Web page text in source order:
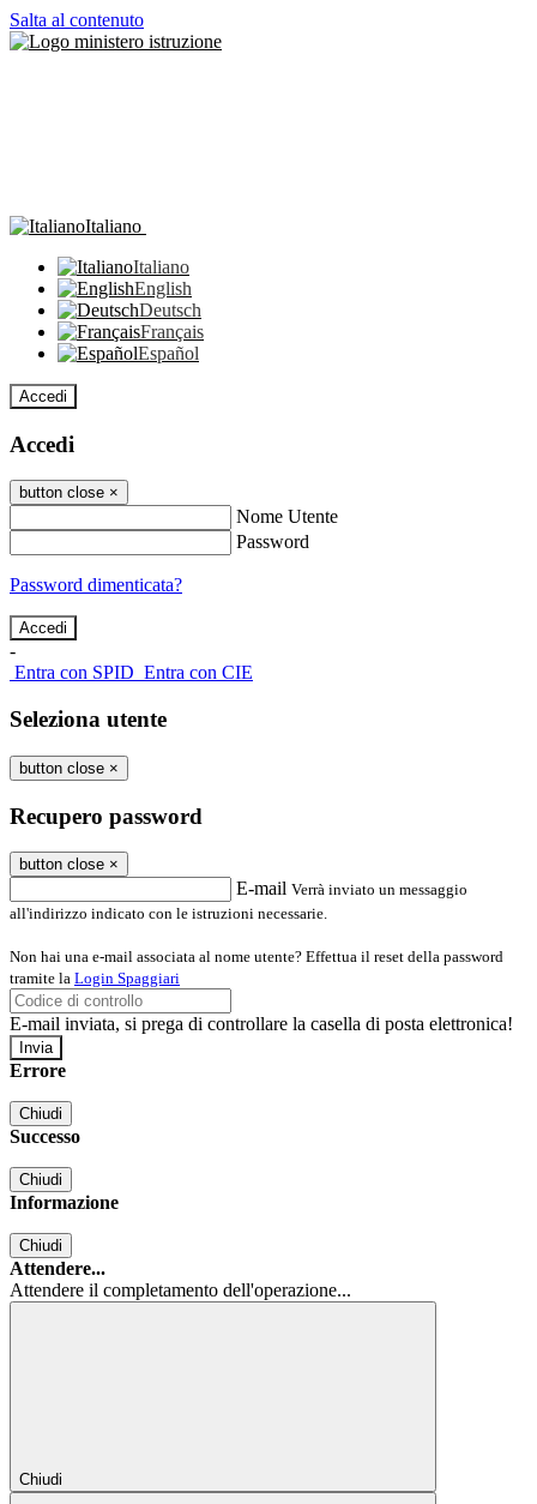
Salta al contenuto
Italiano
Italiano
English
Deutsch
Français
Español
Accedi
Accedi
button close ×
Nome Utente
Password
Password dimenticata?
-
Entra con SPID Entra con CIE
Seleziona utente
button close ×
Recupero password
button close ×
E-mail Verrà inviato un messaggio
all'indirizzo indicato con le istruzioni necessarie.
Non hai una e-mail associata al nome utente? Effettua il reset della password
tramite la Login Spaggiari
E-mail inviata, si prega di controllare la casella di posta elettronica!
Errore
Chiudi
Successo
Chiudi
Informazione
Chiudi
Attendere...
Attendere il completamento dell'operazione...
Chiudi